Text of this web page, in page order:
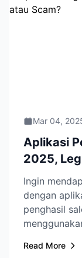
Mar 04,
Aplikasi
2025,
Ingin
dengan
penghasil
Read More